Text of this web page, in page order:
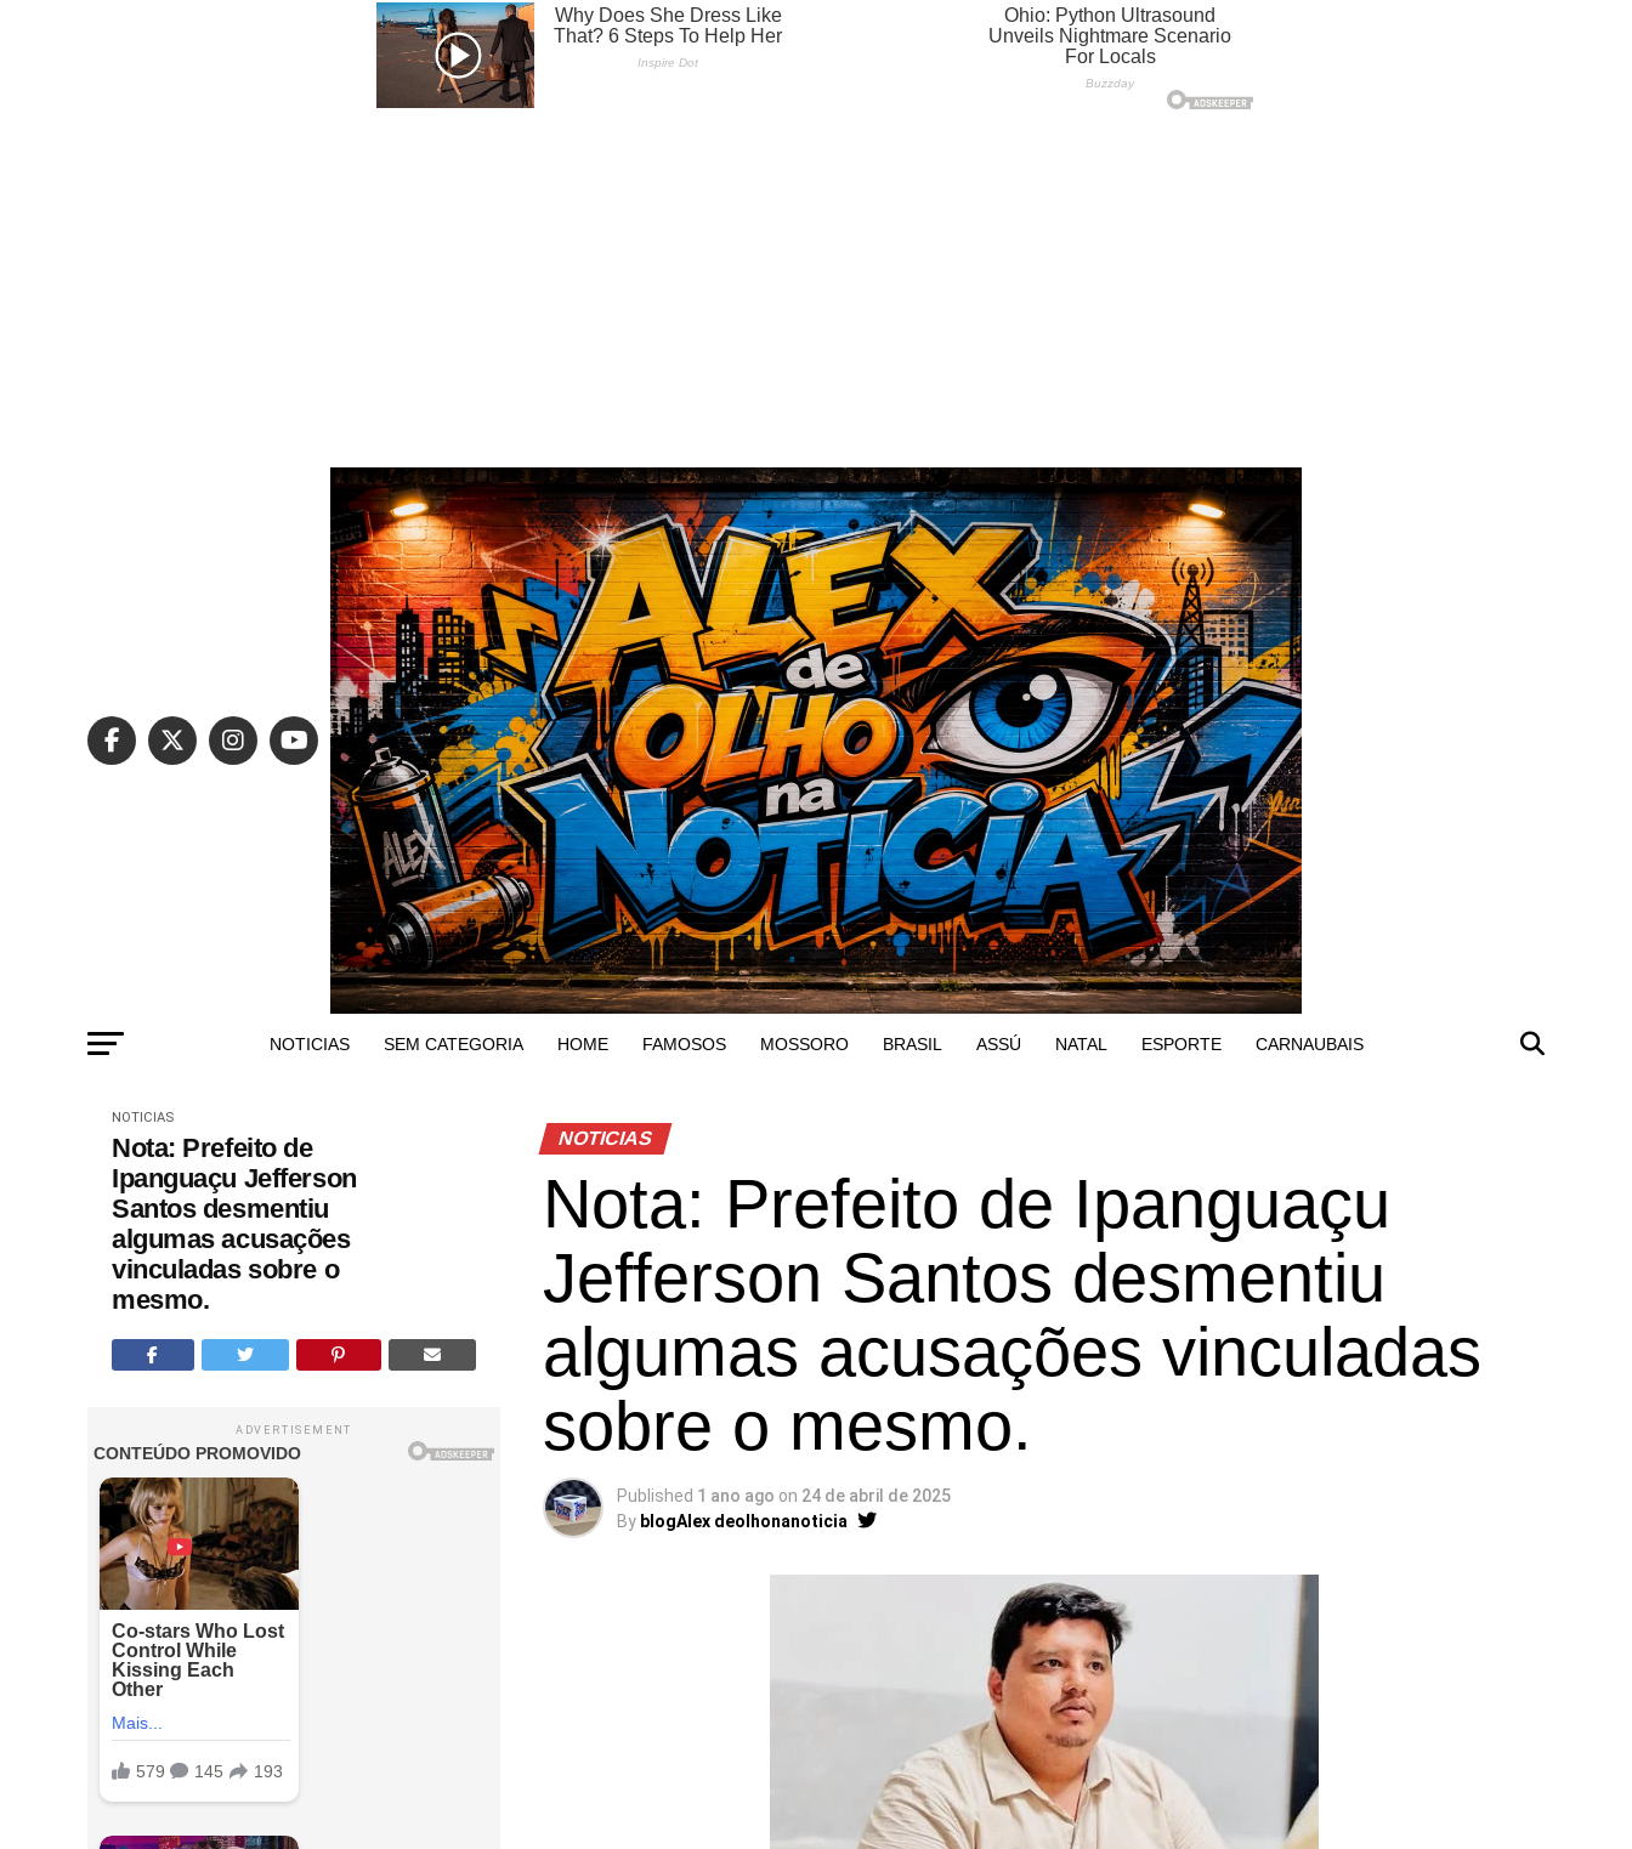
NOTICIAS SEM CATEGORIA HOME FAMOSOS MOSSORO BRASIL ASSÚ NATAL ESPORTE CARNAUBAIS
NOTICIAS
Nota: Prefeito de
Ipanguaçu Jefferson
Santos desmentiu
algumas acusações
vinculadas sobre o
mesmo.
ADVERTISEMENT
NOTICIAS
Nota: Prefeito de Ipanguaçu
Jefferson Santos desmentiu
algumas acusações vinculadas
sobre o mesmo.
Published 1 ano ago on 24 de abril de 2025
By blogAlex deolhonanoticia